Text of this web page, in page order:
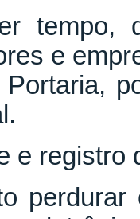
tempo,
e
e registro